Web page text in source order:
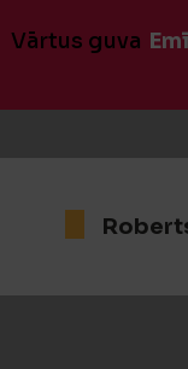
Vārtus guva